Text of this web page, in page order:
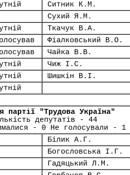
Ситник К.М.
Сухий Я.М.
Ткачук В.А.
Фіалковський В.О.
Чайка В.В.
Чиж І.С.
Шишкін В.І.
партії "Трудова Україна"
депутатів - 44
- 0 Не голосували - 1
Білик А.Г.
Богословська І.Г.
Гадяцький Л.М.